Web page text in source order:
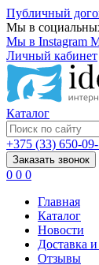
Публичный
Мы в
Мы в Instagram
Личный кабинет
Каталог
+375 (33) 650-
Заказать звонок
0 0 0
Главная
Каталог
Новости
Доставка
Отзывы